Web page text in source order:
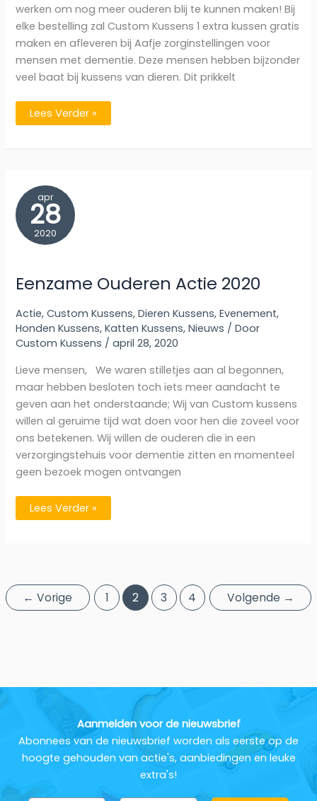
werken om nog meer ouderen blij te kunnen maken! Bij
elke bestelling zal Custom Kussens 1 extra kussen gratis
maken en afleveren bij Aafje zorginstellingen voor
mensen met dementie. Deze mensen hebben bijzonder
veel baat bij kussens van dieren. Dit prikkelt
Samenwerking
Aafje
Lees Verder »
apr
28
2020
Eenzame Ouderen Actie 2020
Actie,Custom Kussens,Dieren Kussens,Evenement,
Honden Kussens,Katten Kussens,Nieuws / Door
Custom Kussens /april 28, 2020
Lieve mensen, We waren stilletjes aan al begonnen,
maar hebben besloten toch iets meer aandacht te
geven aan het onderstaande; Wij van Custom kussens
willen al geruime tijd wat doen voor hen die zoveel voor
ons betekenen. Wij willen de ouderen die in een
verzorgingstehuis voor dementie zitten en momenteel
geen bezoek mogen ontvangen
Eenzame
Ouderen
Lees Verder »
← Vorige 1 2 3 4 Volgende →
Aanmelden voor de nieuwsbrief
Abonnees van de nieuwsbrief worden als eerste op de
hoogte gehouden van actie's, aanbiedingen en leuke
extra's!